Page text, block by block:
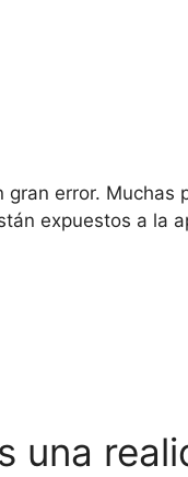
error. Muchas
expuestos a la
una